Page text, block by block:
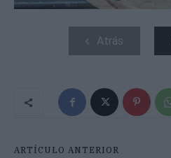
Atrás
ARTÍCULO ANTERIOR